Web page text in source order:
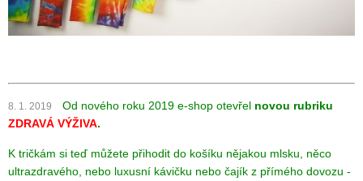
8. 1. 2019 Od nového roku 2019 e-shop otevřel novou rubriku
ZDRAVÁ VÝŽIVA.
K tričkám si teď můžete přihodit do košíku nějakou mlsku, něco
ultrazdravého, nebo luxusní kávičku nebo čajík z přímého dovozu -